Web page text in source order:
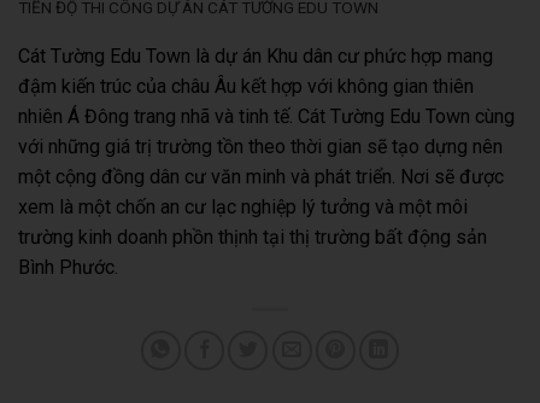
TIẾN ĐỘ THI CÔNG DỰ ÁN CÁT TƯỜNG EDU TOWN
Cát Tường Edu Town là dự án Khu dân cư phức hợp mang
đậm kiến trúc của châu Âu kết hợp với không gian thiên
nhiên Á Đông trang nhã và tinh tế. Cát Tường Edu Town cùng
với những giá trị trường tồn theo thời gian sẽ tạo dựng nên
một cộng đồng dân cư văn minh và phát triển. Nơi sẽ được
xem là một chốn an cư lạc nghiệp lý tưởng và một môi
trường kinh doanh phồn thịnh tại thị trường bất động sản
Bình Phước.